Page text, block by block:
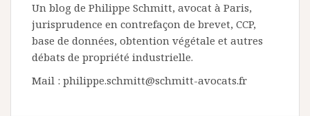
Un blog de Philippe Schmitt, avocat à Paris,
jurisprudence en contrefaçon de brevet, CCP,
base de données, obtention végétale et autres
débats de propriété industrielle.
Mail : philippe.schmitt@schmitt-avocats.fr